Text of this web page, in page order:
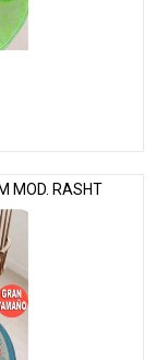
MOD. RASHT